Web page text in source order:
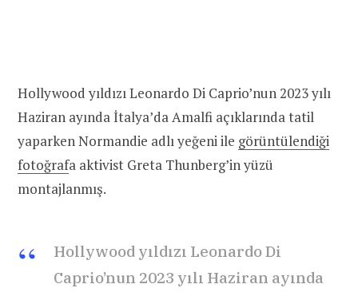
Hollywood yıldızı Leonardo Di Caprio’nun 2023 yılı
Haziran ayında İtalya’da Amalfi açıklarında tatil
yaparken Normandie adlı yeğeni ile görüntülendiği
fotoğrafa aktivist Greta Thunberg’in yüzü
montajlanmış.
Hollywood yıldızı Leonardo Di
Caprio’nun 2023 yılı Haziran ayında